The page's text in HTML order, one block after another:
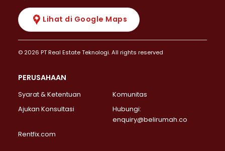
Lihat di Google Maps
© 2026 PT Real Estate Teknologi. All rights reserved
PERUSAHAAN
Syarat & Ketentuan
Komunitas
Ajukan Konsultasi
Hubungi:
enquiry@belirumah.co
Rentfix.com